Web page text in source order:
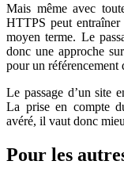
Mais même avec
HTTPS peut entraîner
moyen terme. Le
donc une approche
pour un référencement
Le passage d’un site
La prise en compte
avéré, il vaut donc
Pour les